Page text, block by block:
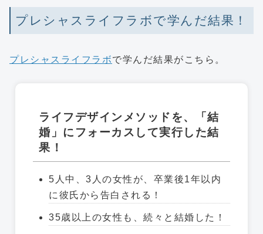
プレシャスライフラボで学んだ結果！
プレシャスライフラボで学んだ結果がこちら。
ライフデザインメソッドを、「結
婚」にフォーカスして実行した結
果！
5人中、3人の女性が、卒業後1年以内
に彼氏から告白される！
35歳以上の女性も、続々と結婚した！